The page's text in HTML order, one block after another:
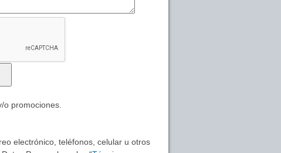
promociones.
electrónico, teléfonos, celular u otros